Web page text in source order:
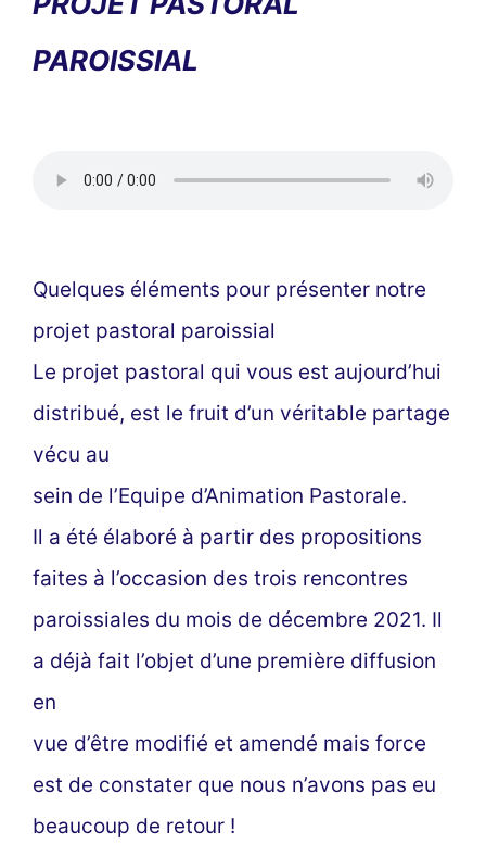
PAROISSIAL
Quelques éléments pour présenter notre
projet pastoral paroissial
Le projet pastoral qui vous est aujourd’hui
distribué, est le fruit d’un véritable partage
vécu au
sein de l’Equipe d’Animation Pastorale.
Il a été élaboré à partir des propositions
faites à l’occasion des trois rencontres
paroissiales du mois de décembre 2021. Il
a déjà fait l’objet d’une première diffusion
en
vue d’être modifié et amendé mais force
est de constater que nous n’avons pas eu
beaucoup de retour !